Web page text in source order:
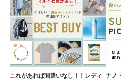
これがあれば間違いなし！！レディ ナノ